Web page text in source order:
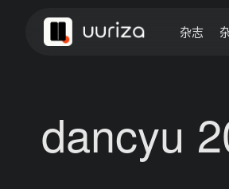
杂志
dancyu